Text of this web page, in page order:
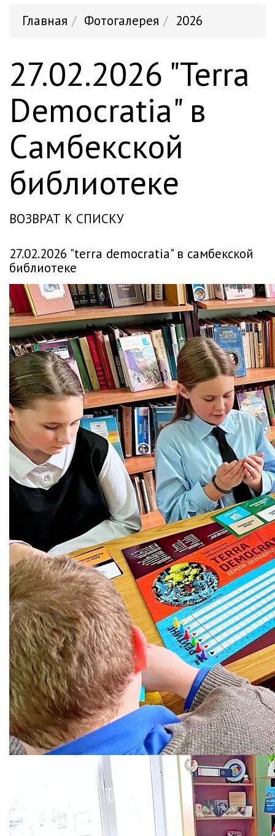
Главная Фотогалерея 2026
27.02.2026 "Terra
Democratia" в
Самбекской
библиотеке
ВОЗВРАТ К СПИСКУ
27.02.2026 "terra democratia" в самбекской
библиотеке